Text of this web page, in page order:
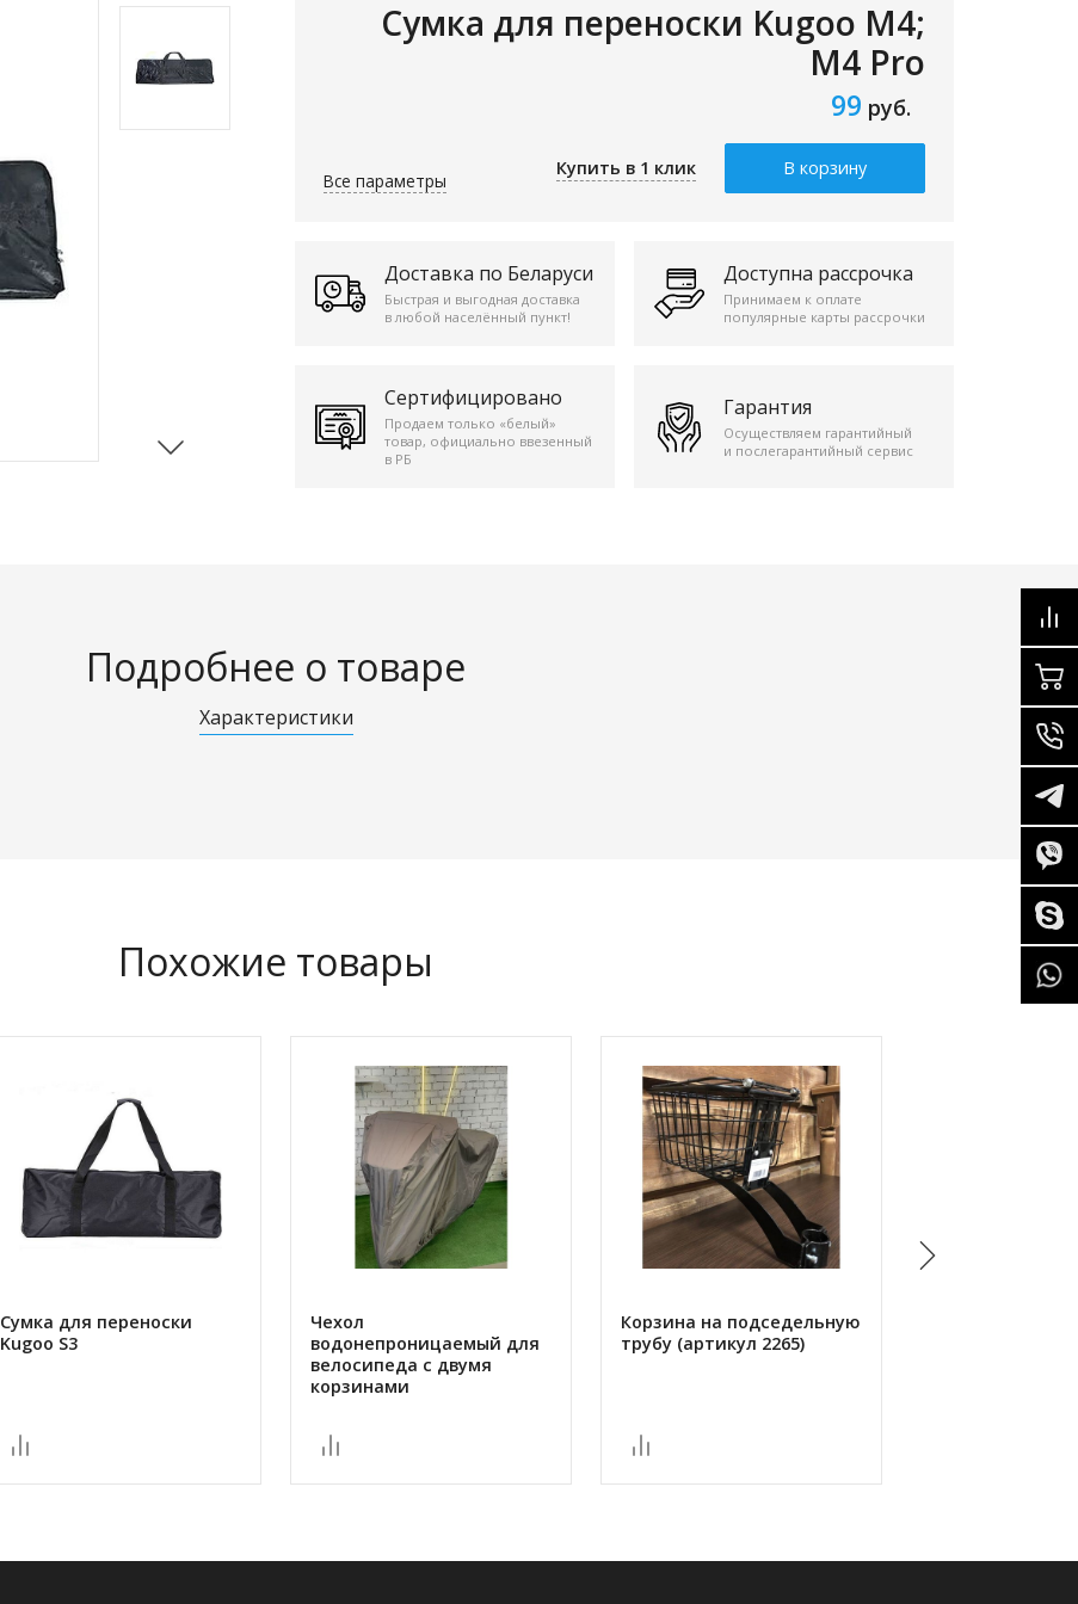
Сумка для переноски Kugoo M4;
M4 Pro
99 руб.
Все параметры
Купить в 1 клик В корзину
Доставка по Беларуси
Быстрая и выгодная доставка
в любой населённый пункт!
Доступна рассрочка
Принимаем к оплате
популярные карты рассрочки
Сертифицировано
Продаем только «белый»
товар, официально ввезенный
в РБ
Гарантия
Осуществляем гарантийный
и послегарантийный сервис
Подробнее о товаре
Характеристики
Похожие товары
Сумка для переноски
Kugoo S3
Чехол
водонепроницаемый для
велосипеда с двумя
корзинами
Корзина на подседельную
трубу (артикул 2265)